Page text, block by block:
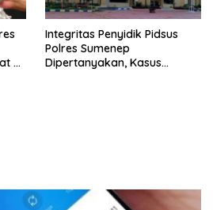
ke
Integritas Penyidik Pidsus
Polres Sumenep
Dipertanyakan, Kasus